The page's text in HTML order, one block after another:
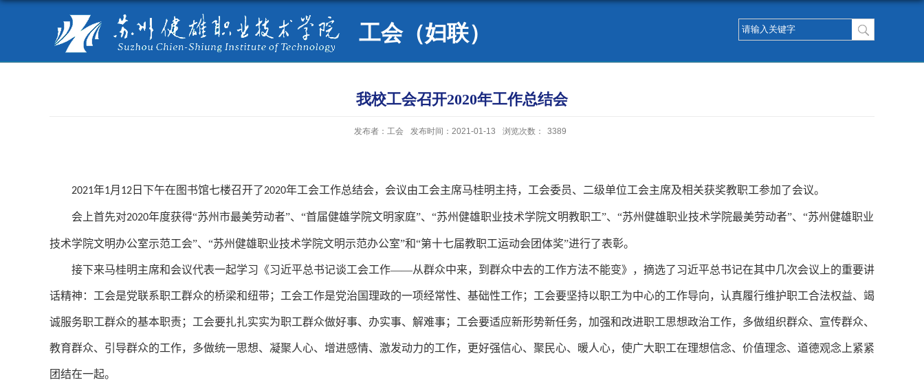
工会（妇联）
我校工会召开2020年工作总结会
发布者：工会 发布时间：2021-01-13 浏览次数： 3389
2021年1月 12日下午在图书馆七楼召开了2020年工会工作总结会，会议由工会主席马桂明主持，工会委员、二级单位工会主席及相关获奖教职工参加了会议。
会上首先对2020年度获得“苏州市最美劳动者”、“首届健雄学院文明家庭”、“苏州健雄职业技术学院文明教职工”、“苏州健雄职业技术学院最美劳动者”、“苏州健雄职业
技术学院文明办公室示范工会”、“苏州健雄职业技术学院文明示范办公室”和“第十七届教职工运动会团体奖”进行了表彰。
接下来马桂明主席和会议代表一起学习《习近平总书记谈工会工作——从群众中来，到群众中去的工作方法不能变》，摘选了习近平总书记在其中几次会议上的重要讲
话精神：工会是党联系职工群众的桥梁和纽带；工会工作是党治国理政的一项经常性、基础性工作；工会要坚持以职工为中心的工作导向，认真履行维护职工合法权益、竭
诚服务职工群众的基本职责；工会要扎扎实实为职工群众做好事、办实事、解难事；工会要适应新形势新任务，加强和改进职工思想政治工作，多做组织群众、宣传群众、
教育群众、引导群众的工作，多做统一思想、凝聚人心、增进感情、激发动力的工作，更好强信心、聚民心、暖人心，使广大职工在理想信念、价值理念、道德观念上紧紧
团结在一起。